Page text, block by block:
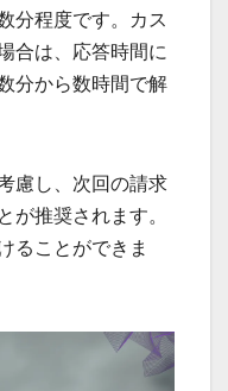
分程度です。カス
合は、応答時間に
分から数時間で解
慮し、次回の請求
が推奨されます。
ることができま